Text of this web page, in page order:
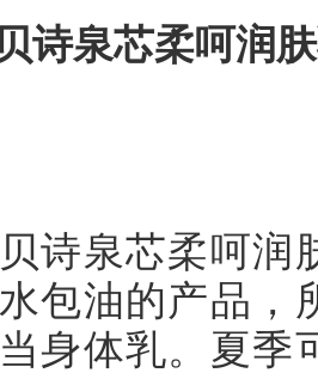
诗泉芯柔呵润
泉芯柔呵润
包油的产品，
身体乳。夏季